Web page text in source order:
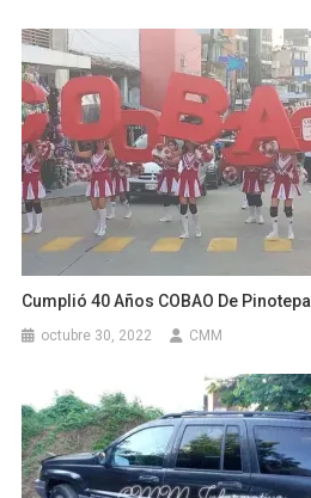
Cumplió 40 Años COBAO De Pinotepa
octubre 30, 2022 CMM